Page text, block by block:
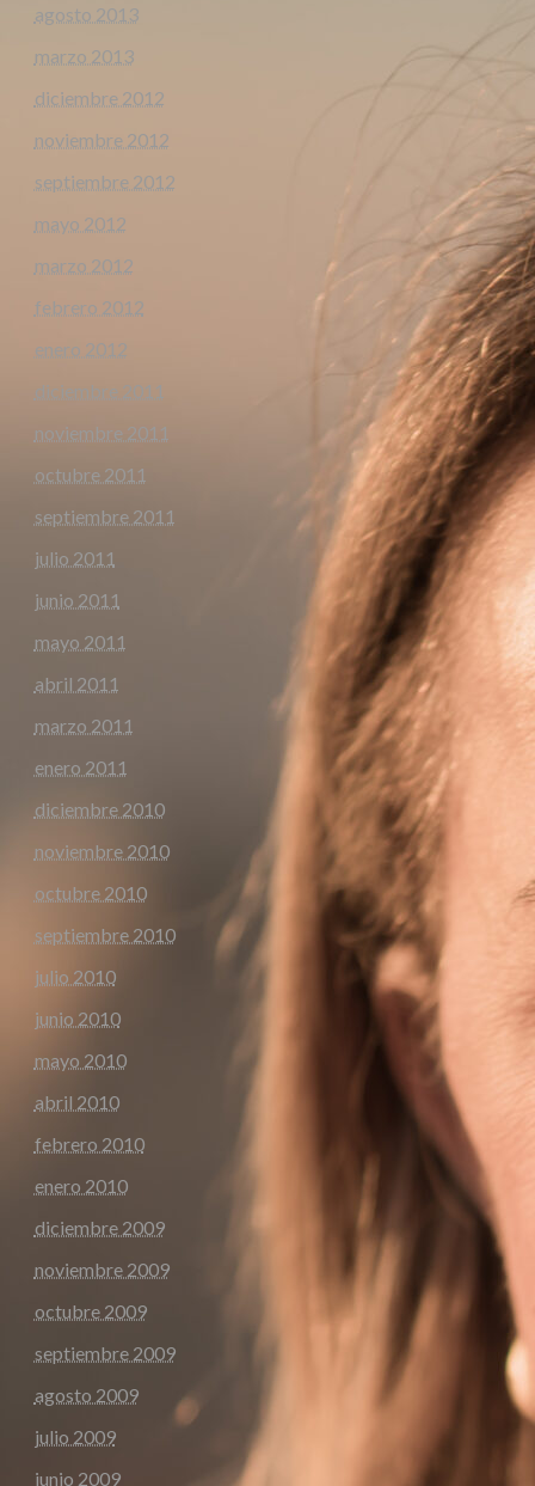
agosto 2013
marzo 2013
diciembre 2012
noviembre 2012
septiembre 2012
mayo 2012
marzo 2012
febrero 2012
enero 2012
diciembre 2011
noviembre 2011
octubre 2011
septiembre 2011
julio 2011
junio 2011
mayo 2011
abril 2011
marzo 2011
enero 2011
diciembre 2010
noviembre 2010
octubre 2010
septiembre 2010
julio 2010
junio 2010
mayo 2010
abril 2010
febrero 2010
enero 2010
diciembre 2009
noviembre 2009
octubre 2009
septiembre 2009
agosto 2009
julio 2009
junio 2009